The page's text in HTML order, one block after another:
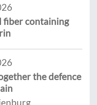
fiber containing
the defence